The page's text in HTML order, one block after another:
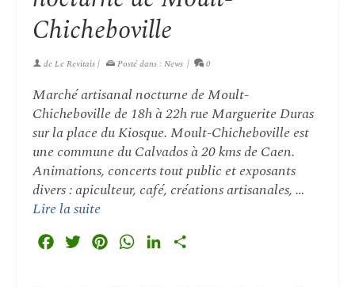
Chicheboville
deLe Revitais| Posté dans : News | 0
Marché artisanal nocturne de Moult-
Chicheboville de 18h à 22h rue Marguerite Duras
sur la place du Kiosque. Moult-Chicheboville est
une commune du Calvados à 20 kms de Caen.
Animations, concerts tout public et exposants
divers : apiculteur, café, créations artisanales, …
Lire la suite
FacebookTwitterPinterestWhatsAppLinkedIn